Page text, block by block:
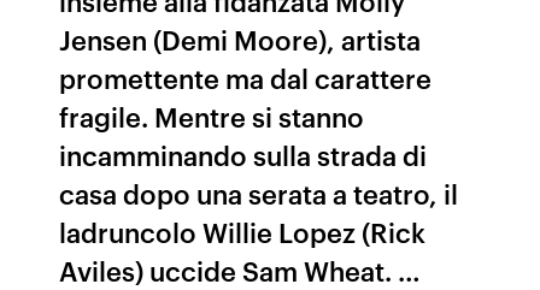
Jensen (Demi Moore), artista
promettente ma dal carattere
fragile. Mentre si stanno
incamminando sulla strada di
casa dopo una serata a teatro, il
ladruncolo Willie Lopez (Rick
Aviles) uccide Sam Wheat. …